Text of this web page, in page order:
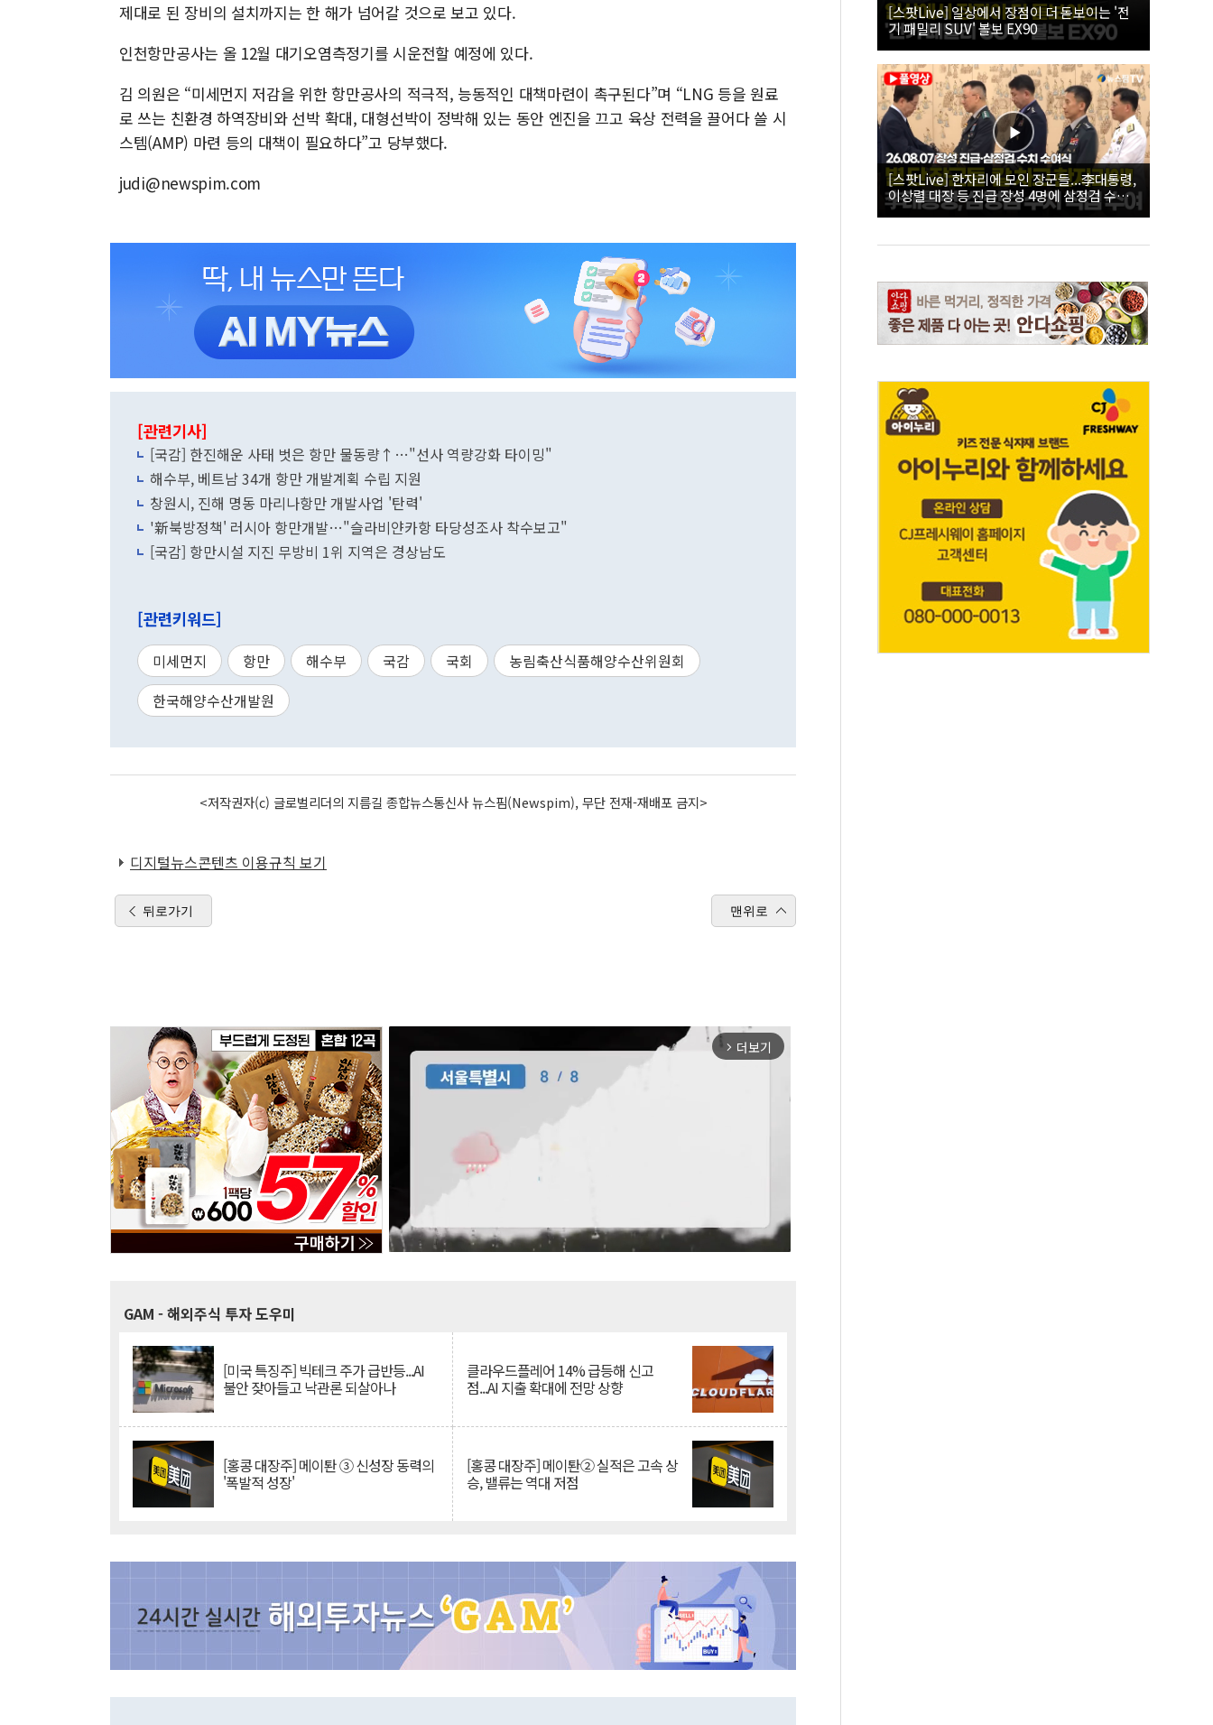
제대로 된 장비의 설치까지는 한 해가 넘어갈 것으로 보고 있다.
인천항만공사는 올 12월 대기오염측정기를 시운전할 예정에 있다.
김 의원은 “미세먼지 저감을 위한 항만공사의 적극적, 능동적인 대책마련이 촉구된다”며 “LNG 등을 원료
로 쓰는 친환경 하역장비와 선박 확대, 대형선박이 정박해 있는 동안 엔진을 끄고 육상 전력을 끌어다 쓸 시
스템(AMP) 마련 등의 대책이 필요하다”고 당부했다.
judi@newspim.com
[관련기사]
[국감] 한진해운 사태 벗은 항만 물동량↑…"선사 역량강화 타이밍"
해수부, 베트남 34개 항만 개발계획 수립 지원
창원시, 진해 명동 마리나항만 개발사업 '탄력'
'新북방정책' 러시아 항만개발…"슬라비얀카항 타당성조사 착수보고"
[국감] 항만시설 지진 무방비 1위 지역은 경상남도
[관련키워드]
미세먼지 항만 해수부 국감 국회
농림축산식품해양수산위원회
한국해양수산개발원
<저작권자(c) 글로벌리더의 지름길 종합뉴스통신사 뉴스핌(Newspim), 무단 전재-재배포 금지>
디지털뉴스콘텐츠 이용규칙 보기
뒤로가기 맨위로
arrow_forward_ios 더보기
GAM - 해외주식 투자 도우미
[미국 특징주] 빅테크 주가 급반등...AI
불안 잦아들고 낙관론 되살아나
클라우드플레어 14% 급등해 신고
점...AI 지출 확대에 전망 상향
[홍콩 대장주] 메이퇀 ③ 신성장 동력의
'폭발적 성장'
[홍콩 대장주] 메이퇀② 실적은 고속 상
승, 밸류는 역대 저점
[스팟Live] 일상에서 장점이 더 돋보이는 '전
기 패밀리 SUV' 볼보 EX90
[스팟Live] 한자리에 모인 장군들...李대통령,
이상렬 대장 등 진급 장성 4명에 삼정검 수치
직접 수여｜26.08.07 장성 진급·삼정검 수치